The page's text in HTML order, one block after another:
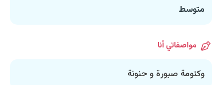
متوسط
مواصفاتي أنا
وكتومة صبورة و حنونة